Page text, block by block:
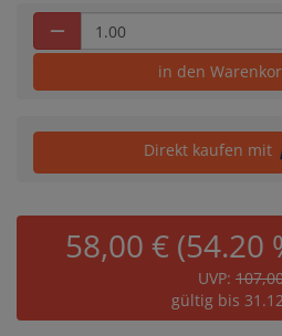
in den
Direkt kaufen mit
58,00 € (54.20
UVP:
gültig bis